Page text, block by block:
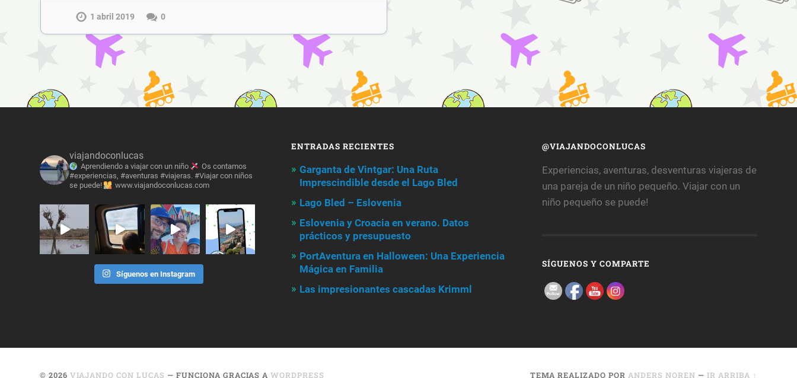
1 abril 2019 0
viajandoconlucas
Aprendiendo a viajar con un niño
Os contamos
#experiencias, #aventuras #viajeras. #Viajar con niños
se puede!
www.viajandoconlucas.com
Síguenos en Instagram
ENTRADAS RECIENTES
Garganta de Vintgar: Una Ruta
Imprescindible desde el Lago Bled
Lago Bled – Eslovenia
Eslovenia y Croacia en verano. Datos
prácticos y presupuesto
PortAventura en Halloween: Una Experiencia
Mágica en Familia
Las impresionantes cascadas Krimml
@VIAJANDOCONLUCAS
Experiencias, aventuras, desventuras viajeras de
una pareja de un niño pequeño. Viajar con un
niño pequeño se puede!
SÍGUENOS Y COMPARTE
© 2026VIAJANDO CON LUCAS — FUNCIONA GRACIAS AWORDPRESS TEMA REALIZADO POR ANDERS NOREN — IR ARRIBA ↑